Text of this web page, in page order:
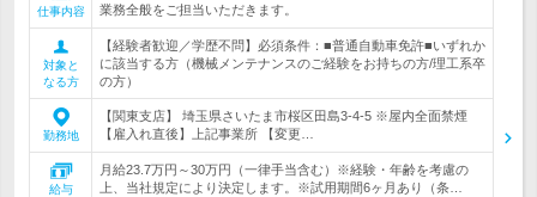
仕事内容
業務全般をご担当いただきます。
対象と
なる方
【経験者歓迎／学歴不問】必須条件：■普通自動車免許■いずれか
に該当する方（機械メンテナンスのご経験をお持ちの方/理工系卒
の方）
勤務地
【関東支店】 埼玉県さいたま市桜区田島3-4-5 ※屋内全面禁煙
【雇入れ直後】上記事業所 【変更…
給与
月給23.7万円～30万円（一律手当含む）※経験・年齢を考慮の
上、当社規定により決定します。※試用期間6ヶ月あり（条…